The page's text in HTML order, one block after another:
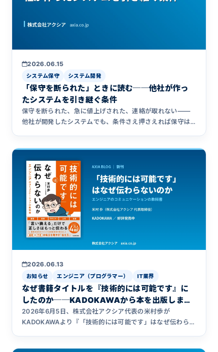
2026.06.15
システム保守 システム開発
「保守を断られた」ときに読む──他社が作っ
たシステムを引き継ぐ条件
保守を断られた、急に値上げされた、連絡が取れない――
他社が開発したシステムでも、条件さえ押さえれば保守は
2026.06.13
お知らせ エンジニア（プログラマー） IT業界
なぜ書籍タイトルを『技術的には可能です』に
したのか──KADOKAWAから本を出版しまし
た
2026年6月5日、株式会社アクシア代表の米村歩が
KADOKAWAより『「技術的には可能です」はなぜ伝わらな